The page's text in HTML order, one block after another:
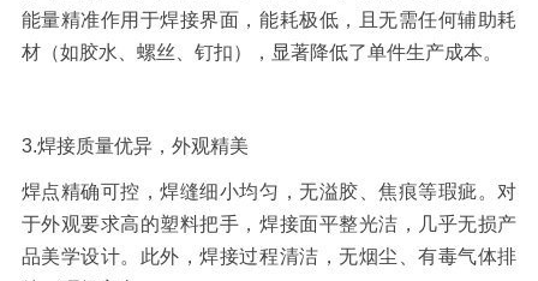
能量精准作用于焊接界面，能耗极低，且无需任何辅助耗
材（如胶水、螺丝、钉扣），显著降低了单件生产成本。
3.焊接质量优异，外观精美
焊点精确可控，焊缝细小均匀，无溢胶、焦痕等瑕疵。对
于外观要求高的塑料把手，焊接面平整光洁，几乎无损产
品美学设计。此外，焊接过程清洁，无烟尘、有毒气体排